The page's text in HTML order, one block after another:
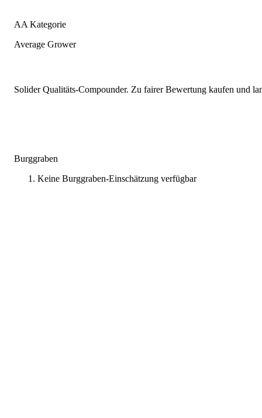
AA Kategorie
Average Grower
Solider Qualitäts-Compounder. Zu fairer Bewertung kaufen und
Burggraben
Keine Burggraben-Einschätzung verfügbar